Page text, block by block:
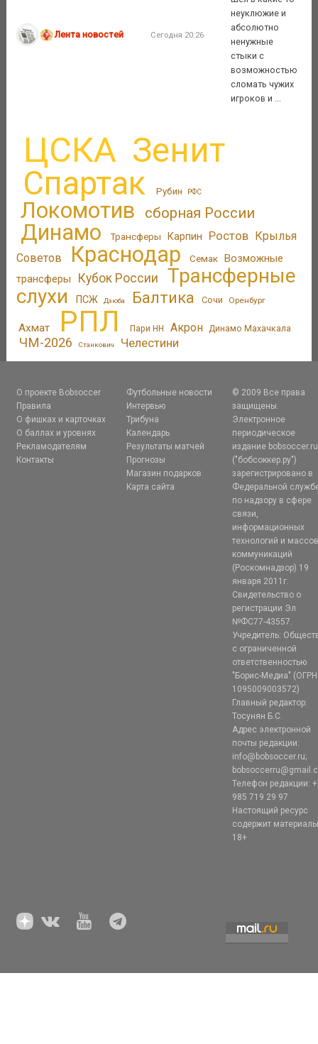
Лента новостей Сегодня 20:26
неуклюжие и
абсолютно
ненужные
стыки с
возможностью
сломать чужих
игроков и ...
ЦСКА Зенит
Спартак Рубин РФС
Локомотив сборная России
Динамо Трансферы Карпин Ростов Крылья
Советов
Краснодар Семак Возможные
трансферы
Кубок России
Трансферные
слухи
ПСЖ Дзюба Балтика Сочи Оренбург
Ахмат РПЛ Пари НН Акрон Динамо Махачкала
ЧМ-2026 Станкович Челестини
О проекте Bobsoccer
Правила
О фишках и карточках
О баллах и уровнях
Рекламодателям
Контакты
Футбольные новости
Интервью
Трибуна
Календарь
Результаты матчей
Прогнозы
Магазин подарков
Карта сайта
© 2009 Все права
защищены.
Электронное
периодическое
издание bobsoccer.ru
("бобсоккер.ру")
зарегистрировано в
Федеральной
по надзору в сфере
связи,
информационных
технологий и
коммуникаций
(Роскомнадзор) 19
января 2011г.
Свидетельство о
регистрации Эл
№ФС77-43557.
Учредитель:
с ограниченной
ответственностью
"Борис-Медиа" (ОГРН
1095009003572)
Главный редактор:
Тосунян Б.С.
Адрес электронной
почты редакции:
info@bobsoccer.ru;
Телефон редакции:
985 719 29 97
Настоящий ресурс
содержит
18+